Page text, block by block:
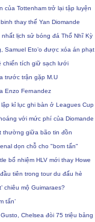
của Tottenham trở lại tập luyện
thay thế Yan Diomande
lịch sử bóng đá Thổ Nhĩ Kỳ
Samuel Eto’o được xóa án phạt
chiến tích giữ sạch lưới
trước trận gặp M.U
Enzo Fernandez
kỉ lục ghi bàn ở Leagues Cup
với mức phí của Diomande
thường giữa bão tin đồn
dọn chỗ cho "bom tấn"
bổ nhiệm HLV mới thay Howe
tiên trong tour du đấu hè
chiêu mộ Guimaraes?
tấn’
Chelsea đòi 75 triệu bảng